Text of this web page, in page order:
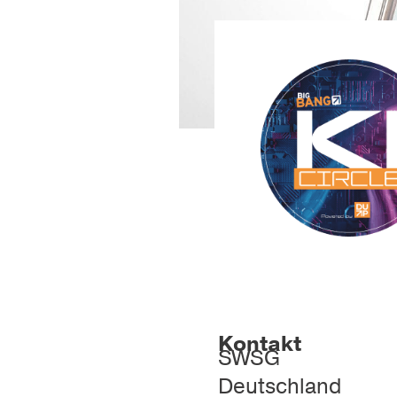
Kontakt
SWSG
Deutschland